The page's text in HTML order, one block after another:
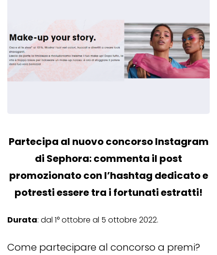
Partecipa al nuovo concorso Instagram
di Sephora: commenta il post
promozionato con l’hashtag dedicato e
potresti essere tra i fortunati estratti!
Durata: dal 1° ottobre al 5 ottobre 2022.
Come partecipare al concorso a premi?